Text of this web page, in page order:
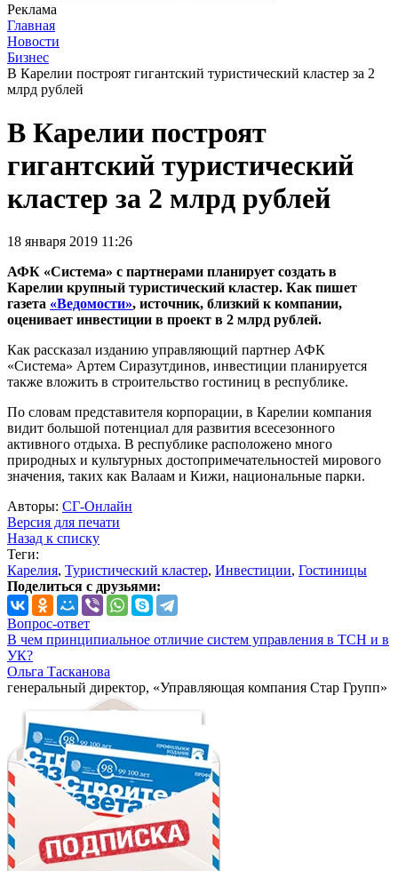
Реклама
Главная
Новости
Бизнес
В Карелии построят гигантский туристический кластер за 2
млрд рублей
В Карелии построят
гигантский туристический
кластер за 2 млрд рублей
18 января 2019 11:26
АФК «Система» с партнерами планирует создать в
Карелии крупный туристический кластер. Как пишет
газета «Ведомости», источник, близкий к компании,
оценивает инвестиции в проект в 2 млрд рублей.
Как рассказал изданию управляющий партнер АФК
«Система» Артем Сиразутдинов, инвестиции планируется
также вложить в строительство гостиниц в республике.
По словам представителя корпорации, в Карелии компания
видит большой потенциал для развития всесезонного
активного отдыха. В республике расположено много
природных и культурных достопримечательностей мирового
значения, таких как Валаам и Кижи, национальные парки.
Авторы: СГ-Онлайн
Версия для печати
Назад к списку
Теги:
Карелия, Туристический кластер, Инвестиции, Гостиницы
Поделиться с друзьями:
Вопрос-ответ
В чем принципиальное отличие систем управления в ТСН и в
УК?
Ольга Тасканова
генеральный директор, «Управляющая компания Стар Групп»